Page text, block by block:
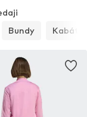
Bundy Kabáty